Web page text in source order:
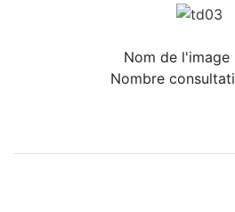
Nom de l'image
Nombre